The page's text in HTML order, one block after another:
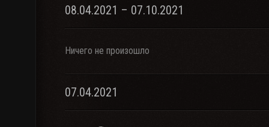
08.04.2021 – 07.10.2021
Ничего не произошло
07.04.2021